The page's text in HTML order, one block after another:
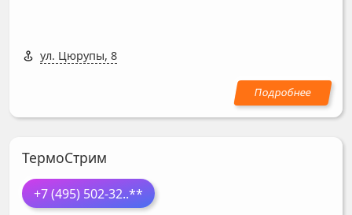
ул. Цюрупы, 8
ТермоСтрим
+7 (495) 502-32..**